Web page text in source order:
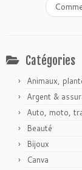
Catégories
Animaux,
Argent &
Auto, moto,
Beauté
Bijoux
Canva